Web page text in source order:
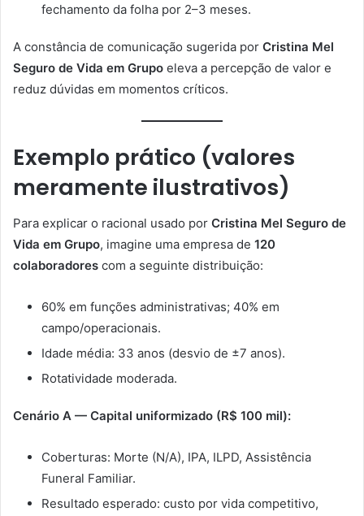
fechamento da folha por 2–3 meses.
A constância de comunicação sugerida por Cristina Mel
Seguro de Vida em Grupo eleva a percepção de valor e
reduz dúvidas em momentos críticos.
Exemplo prático (valores
meramente ilustrativos)
Para explicar o racional usado por Cristina Mel Seguro de
Vida em Grupo, imagine uma empresa de 120
colaboradores com a seguinte distribuição:
60% em funções administrativas; 40% em
campo/operacionais.
Idade média: 33 anos (desvio de ±7 anos).
Rotatividade moderada.
Cenário A — Capital uniformizado (R$ 100 mil):
Coberturas: Morte (N/A), IPA, ILPD, Assistência
Funeral Familiar.
Resultado esperado: custo por vida competitivo,